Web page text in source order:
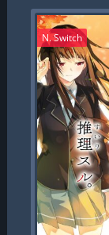
N. Switch